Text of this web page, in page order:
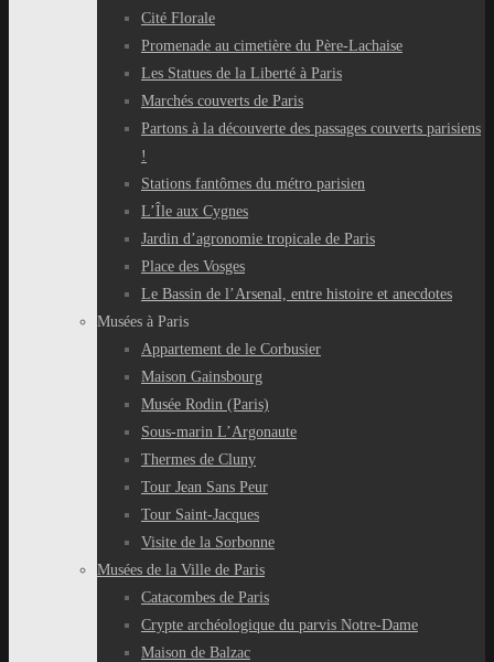
Cité Florale
Promenade au cimetière du Père-Lachaise
Les Statues de la Liberté à Paris
Marchés couverts de Paris
Partons à la découverte des passages couverts parisiens
!
Stations fantômes du métro parisien
L’Île aux Cygnes
Jardin d’agronomie tropicale de Paris
Place des Vosges
Le Bassin de l’Arsenal, entre histoire et anecdotes
Musées à Paris
Appartement de le Corbusier
Maison Gainsbourg
Musée Rodin (Paris)
Sous-marin L’Argonaute
Thermes de Cluny
Tour Jean Sans Peur
Tour Saint-Jacques
Visite de la Sorbonne
Musées de la Ville de Paris
Catacombes de Paris
Crypte archéologique du parvis Notre-Dame
Maison de Balzac